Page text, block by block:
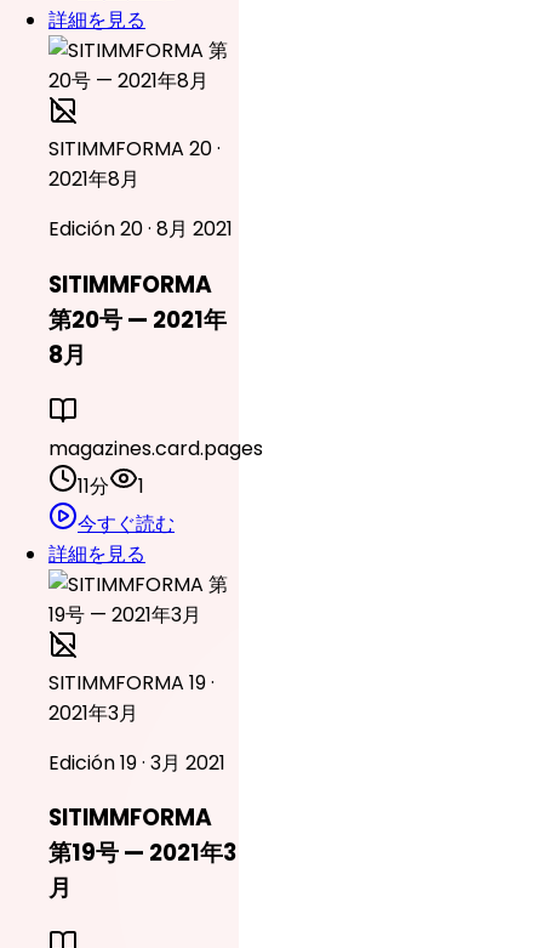
詳細を見る
SITIMMFORMA 20 ·
2021年8月
Edición 20 · 8月 2021
SITIMMFORMA
第20号 — 2021年
8月
magazines.card.pages
11分
1
今すぐ読む
詳細を見る
SITIMMFORMA 19 ·
2021年3月
Edición 19 · 3月 2021
SITIMMFORMA
第19号 — 2021年3
月